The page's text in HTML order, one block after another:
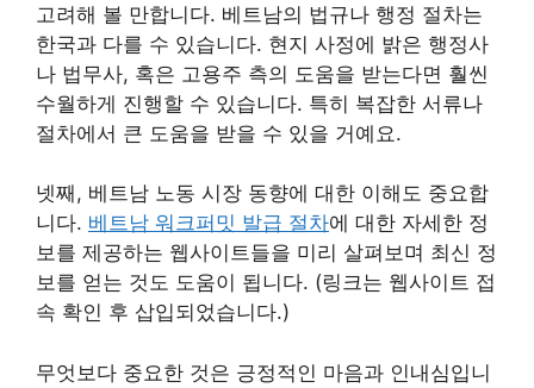
고려해 볼 만합니다. 베트남의 법규나 행정 절차는
한국과 다를 수 있습니다. 현지 사정에 밝은 행정사
나 법무사, 혹은 고용주 측의 도움을 받는다면 훨씬
수월하게 진행할 수 있습니다. 특히 복잡한 서류나
절차에서 큰 도움을 받을 수 있을 거예요.
넷째, 베트남 노동 시장 동향에 대한 이해도 중요합
니다. 베트남 워크퍼밋 발급 절차에 대한 자세한 정
보를 제공하는 웹사이트들을 미리 살펴보며 최신 정
보를 얻는 것도 도움이 됩니다. (링크는 웹사이트 접
속 확인 후 삽입되었습니다.)
무엇보다 중요한 것은 긍정적인 마음과 인내심입니